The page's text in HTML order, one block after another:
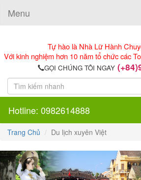
Menu
Tự hào là Nhà Lữ Hành
Với kinh nghiệm hơn 10 năm tổ chức các
GỌI CHÚNG TÔI NGAY
Hotline: 0982614888
Trang Chủ Du lịch xuyên Việt